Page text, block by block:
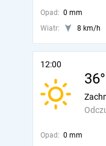
Opad: 0 mm
Wiatr:
8 km/h
12:00
Opad: 0 mm